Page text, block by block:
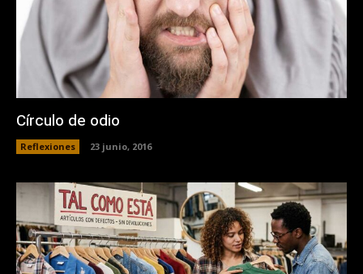
Círculo de odio
Reflexiones 23 junio, 2016